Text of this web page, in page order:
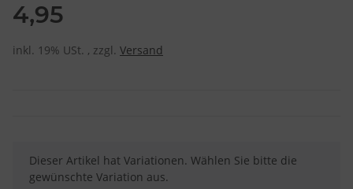
4,95
inkl. 19% USt. , zzgl. Versand
x
Dieser Artikel hat Variationen. Wählen Sie bitte die
gewünschte Variation aus.